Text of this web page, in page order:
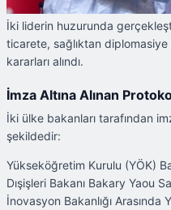
İki liderin huzurunda
ticarete, sağlıktan
kararları alındı.
İmza Altına Alınan
İki ülke bakanları tarafından
şekildedir:
Yükseköğretim Kurulu (YÖK)
Dışişleri Bakanı Bakary Yaou
İnovasyon Bakanlığı